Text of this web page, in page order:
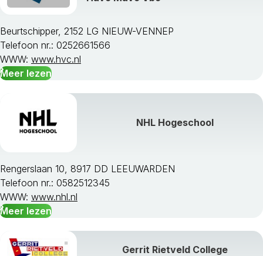
Beurtschipper, 2152 LG NIEUW-VENNEP
Telefoon nr.: 0252661566
WWW: www.hvc.nl
Meer lezen
NHL Hogeschool
Rengerslaan 10, 8917 DD LEEUWARDEN
Telefoon nr.: 0582512345
WWW: www.nhl.nl
Meer lezen
Gerrit Rietveld College